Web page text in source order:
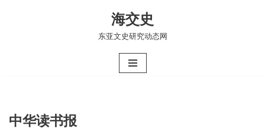
海交史
东亚文史研究动态网
中华读书报